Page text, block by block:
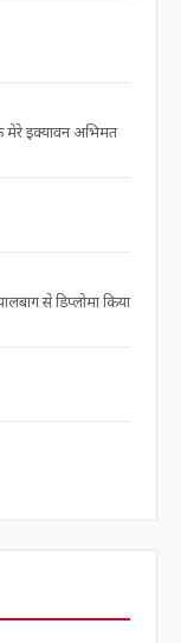
मेरे इक्यावन अभिमत
से डिप्लोमा किया